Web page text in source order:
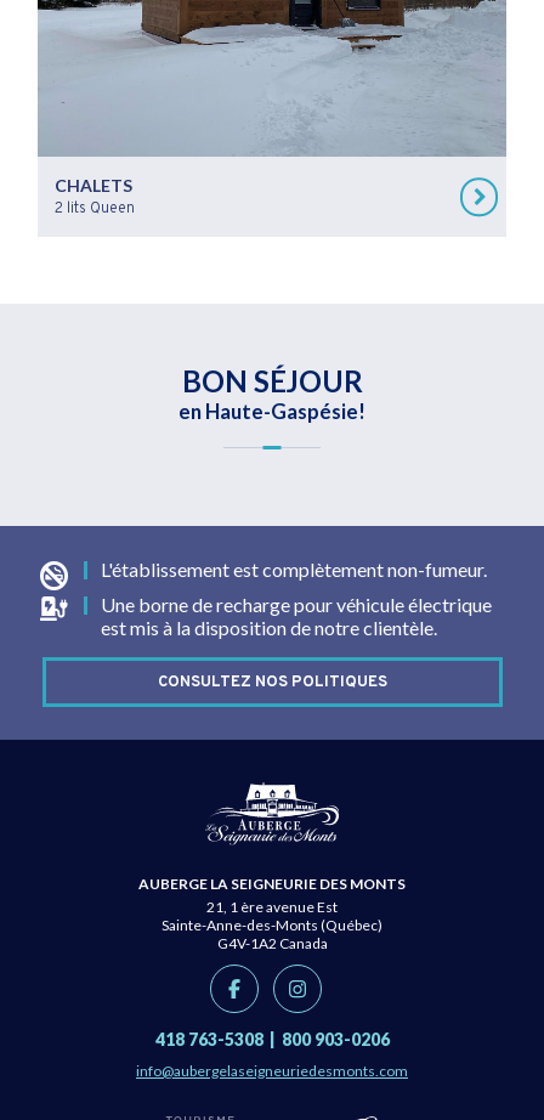
CHALETS
2 lits Queen
BON SÉJOUR
en Haute-Gaspésie!
L'établissement est complètement non-fumeur.
Une borne de recharge pour véhicule électrique
est mis à la disposition de notre clientèle.
CONSULTEZ NOS POLITIQUES
AUBERGE LA SEIGNEURIE DES MONTS
21, 1 ère avenue Est
Sainte-Anne-des-Monts (Québec)
G4V-1A2 Canada
418 763-5308 800 903-0206
info@aubergelaseigneuriedesmonts.com